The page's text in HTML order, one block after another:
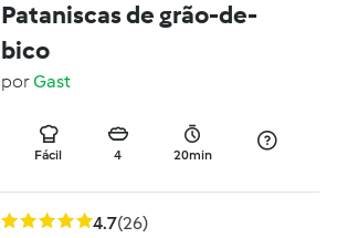
Pataniscas de grão-de-
bico
porGast
Fácil 4 20min
4.7(26)